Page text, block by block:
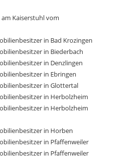
Kaiserstuhl vom
in Bad Krozingen
in Biederbach
in Denzlingen
in Ebringen
in Glottertal
in Herbolzheim
in Herbolzheim
in Horben
in Pfaffenweiler
in Pfaffenweiler